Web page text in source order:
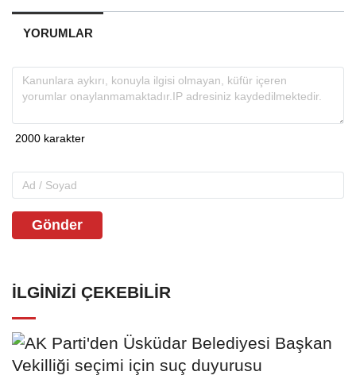
YORUMLAR
Gönder
İLGINIZI ÇEKEBILIR